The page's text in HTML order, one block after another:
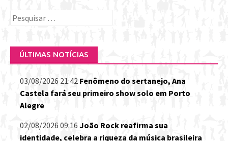
Pesquisar
ÚLTIMAS NOTÍCIAS
03/08/2026 21:42 Fenômeno do sertanejo, Ana
Castela fará seu primeiro show solo em Porto
Alegre
02/08/2026 09:16 João Rock reafirma sua
identidade, celebra a riqueza da música brasileira